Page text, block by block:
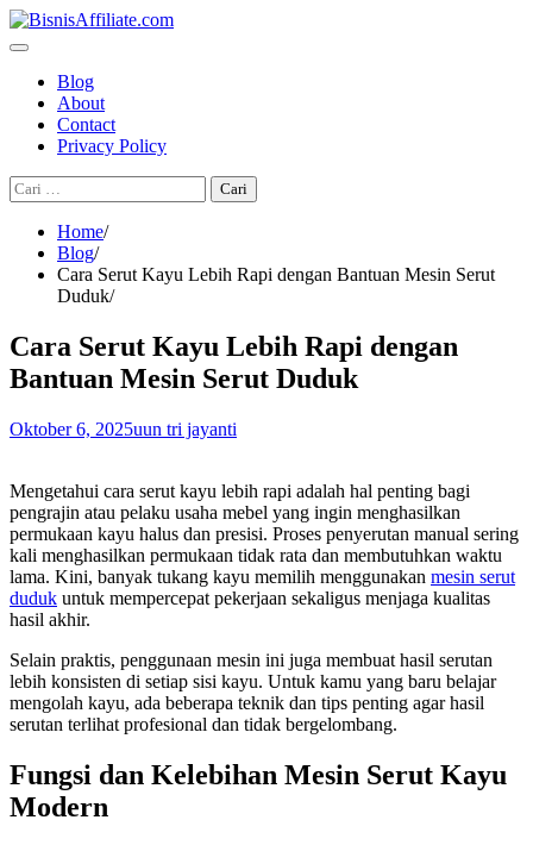
Skip
to
Blog
About
Contact
Privacy Policy
Cari
untuk:
Home
Blog
Cara Serut Kayu Lebih Rapi dengan Bantuan Mesin Serut
Duduk
Cara Serut Kayu Lebih Rapi dengan
Bantuan Mesin Serut Duduk
Oktober 6, 2025uun tri jayanti
Mengetahui cara serut kayu lebih rapi adalah hal penting bagi
pengrajin atau pelaku usaha mebel yang ingin menghasilkan
permukaan kayu halus dan presisi. Proses penyerutan manual sering
kali menghasilkan permukaan tidak rata dan membutuhkan waktu
lama. Kini, banyak tukang kayu memilih menggunakan mesin serut
duduk untuk mempercepat pekerjaan sekaligus menjaga kualitas
hasil akhir.
Selain praktis, penggunaan mesin ini juga membuat hasil serutan
lebih konsisten di setiap sisi kayu. Untuk kamu yang baru belajar
mengolah kayu, ada beberapa teknik dan tips penting agar hasil
serutan terlihat profesional dan tidak bergelombang.
Fungsi dan Kelebihan Mesin Serut Kayu
Modern